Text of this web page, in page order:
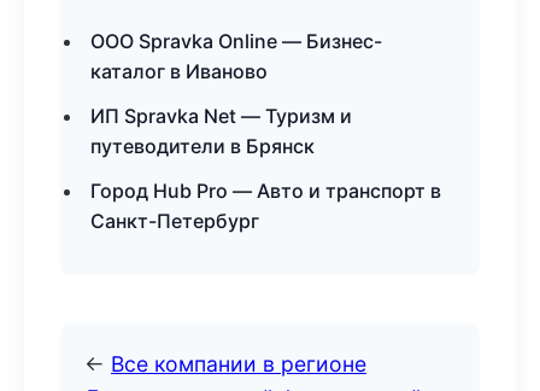
ООО Spravka Online — Бизнес-
каталог в Иваново
ИП Spravka Net — Туризм и
путеводители в Брянск
Город Hub Pro — Авто и транспорт в
Санкт-Петербург
← Все компании в регионе